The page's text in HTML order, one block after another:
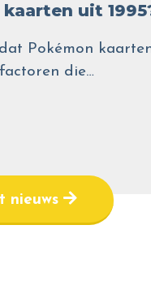
uit
Pokémon
die…
nieuws